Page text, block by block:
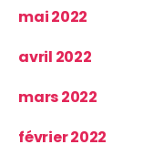
mai 2022
avril 2022
mars 2022
février 2022